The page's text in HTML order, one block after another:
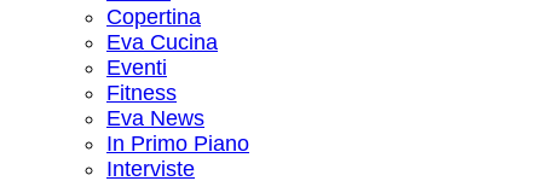
Copertina
Eva Cucina
Eventi
Fitness
Eva News
In Primo Piano
Interviste